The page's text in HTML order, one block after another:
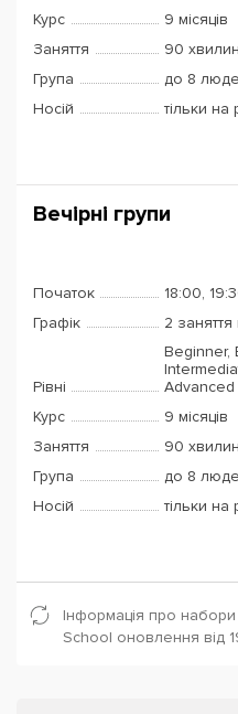
Курс
9 місяців
Заняття
90 хвилин
Група
до 8
Носій
тільки
Вечірні групи
Початок
18:00,
Графік
2
Рівні
Beginner,
Advanced
Курс
9 місяців
Заняття
90 хвилин
Група
до 8
Носій
тільки
Інформація про
School оновлення від